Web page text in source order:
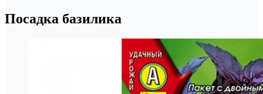
Посадка базилика